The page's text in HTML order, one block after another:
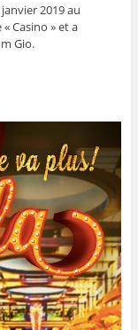
2019 au
Casino » et a
Gio.